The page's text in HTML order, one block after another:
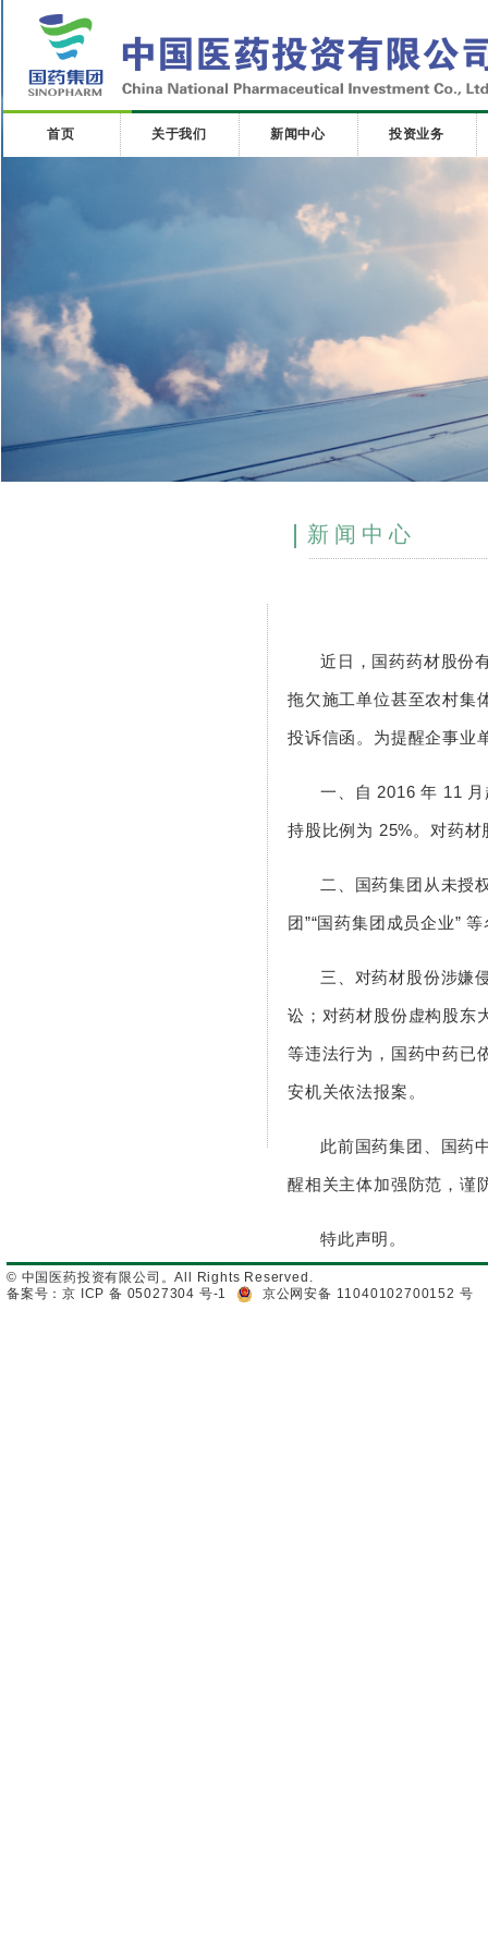
首页 关于我们 新闻中心 投资业务
新闻中心
近日，国药药材股份
拖欠施工单位甚至农村集
投诉信函。为提醒企事业
一、自 2016 年 11
持股比例为 25%。对药
二、国药集团从未授
团”“国药集团成员企业”
三、对药材股份涉嫌
讼；对药材股份虚构股东
等违法行为，国药中药已
安机关依法报案。
此前国药集团、国药
醒相关主体加强防范，谨
特此声明。
© 中国医药投资有限公司。All Rights Reserved.
备案号：京 ICP 备 05027304 号-1
京公网安备 11040102700152 号